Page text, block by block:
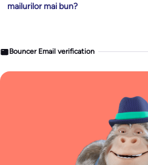
mailurilor mai bun?
Bouncer Email verification